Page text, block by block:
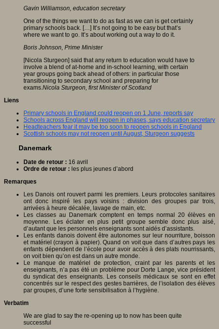
Gavin Williamson, education secretary
One of the things we want to do as fast as we can is get certainly
primary schools back. […] It’s not going to be easy but that’s
where we want to go. It’s about working out a way to do it.
Boris Johnson, Prime Minister
[Nicola Sturgeon] said that any return to education would have to
involve a blend of at-home and in-school learning, with certain
year groups going back ahead of others: in particular those
transitioning to secondary school and preparing for
exams.Nicola Sturgeon, first Minister of Scotland
Liens
Primary schools in England could reopen on 1 June, reports say
Schools across England will reopen in phases, says education secretary
Headteachers fear it may be too soon to reopen schools in England
Scottish schools may not reopen until August, Sturgeon suggests
Danemark
Date de retour : 16 avril
Ordre de retour : les plus jeunes d’abord
Remarques
Les Danois ont rouvert parmi les premiers. Leurs protocoles sanitaires
ont donc inspiré les pays voisins : division des groupes par trois,
arrivées à heure décalée, lavage de main, etc.
Les classes au Danemark comptent en temps normal 20 élèves en
moyenne. Les éclater en plus petit groupe semble donc plus aisé,
d’autant que les personnels enseignants sont aidés d’assistants.
Les enfants danois doivent être autonomes sur leur nourriture, boisson
et matériel (crayon à papier). Quand on voit que dans d’autres pays les
enfants dépendent de l’école pour avoir accès à des plats nourrissants,
on voit bien qu’on est dans un autre monde.
Le manque de matériel de protection, craint par les parents et les
enseignants, n’a pas été un problème pour Dorte Lange, vice président
du syndicat des enseignants. Les conseils médicaux se sont en effet
concentrés sur le respect des gestes barrières, de l’isolation des élèves
par groupes, d’une forte sensibilisation à l’hygiène.
Verbatim
We are glad to say the re-opening up to now has been quite
successful